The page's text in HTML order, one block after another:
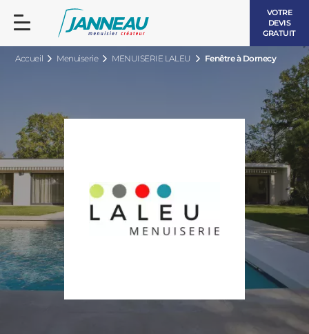
VOTRE
DEVIS
GRATUIT
Accueil Menuiserie MENUISERIE LALEU Fenêtre à Dornecy
FENÊTRES ET PORTES-FENÊTRES
BOIS
BAIES VITRÉES
PORTES D’ENTRÉELES INTEMPORELLES
VOLETS ROULANTS
PERGOLAS